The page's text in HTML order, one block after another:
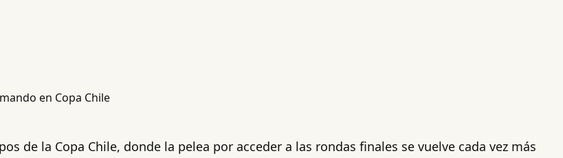
de la Copa Chile, donde la pelea por acceder a las rondas finales se vuelve cada vez más